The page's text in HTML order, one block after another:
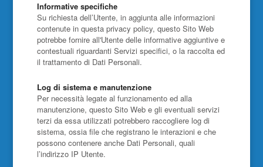
Informative specifiche
Su richiesta dell’Utente, in aggiunta alle informazioni
contenute in questa privacy policy, questo Sito Web
potrebbe fornire all'Utente delle informative aggiuntive e
contestuali riguardanti Servizi specifici, o la raccolta ed
il trattamento di Dati Personali.
Log di sistema e manutenzione
Per necessità legate al funzionamento ed alla
manutenzione, questo Sito Web e gli eventuali servizi
terzi da essa utilizzati potrebbero raccogliere log di
sistema, ossia file che registrano le interazioni e che
possono contenere anche Dati Personali, quali
l’indirizzo IP Utente.